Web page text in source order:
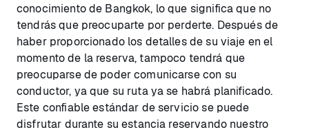
conocimiento de Bangkok, lo que significa que no
tendrás que preocuparte por perderte. Después de
haber proporcionado los detalles de su viaje en el
momento de la reserva, tampoco tendrá que
preocuparse de poder comunicarse con su
conductor, ya que su ruta ya se habrá planificado.
Este confiable estándar de servicio se puede
disfrutar durante su estancia reservando nuestro